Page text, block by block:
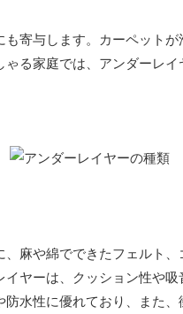
寄与します。カーペット
る家庭では、アンダーレイ
麻や綿でできたフェルト
イヤーは、クッション性や
防水性に優れており、また